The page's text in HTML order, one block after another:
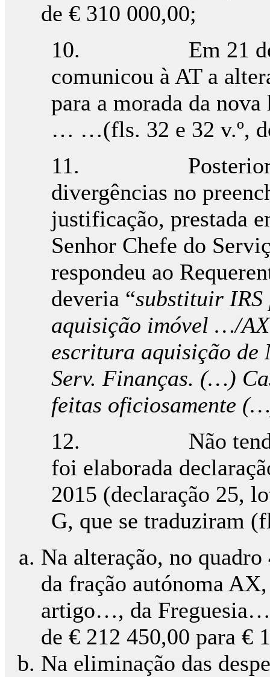
de € 310 000,00;
10. Em 21 de
comunicou à AT a
para a morada da
… …(fls. 32 e 32 v.º,
11.
divergências no
justificação, prestada
Senhor Chefe do
respondeu ao
deveria “substituir
aquisição imóvel …/
escritura aquisição de
Serv. Finanças. (…)
feitas oficiosamente
12. Não tendo
foi elaborada
2015 (declaração 25,
G, que se traduziram
Na alteração, no
da fração autónoma
artigo…, da
de € 212 450,00 para €
Na eliminação das